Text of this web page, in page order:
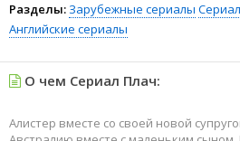
Разделы: Зарубежные сериалы
Английские сериалы
О чем Сериал Плач:
Алистер вместе со своей новой